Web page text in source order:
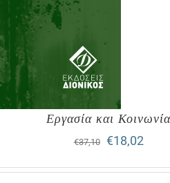
Εργασία και Κοινωνία
€37,10
Original
price
€18,02Η